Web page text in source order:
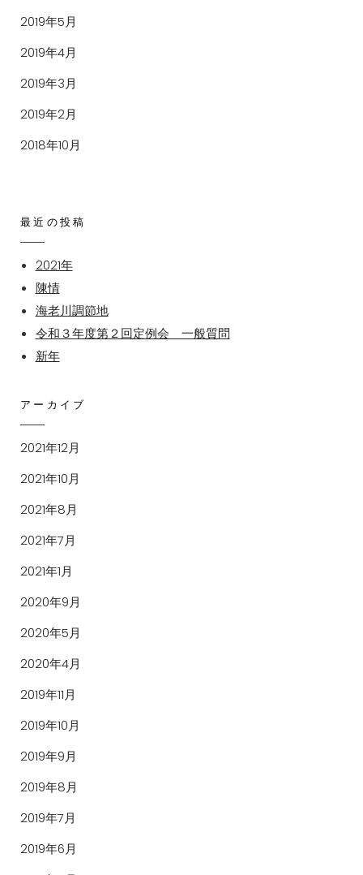
2019年5月
2019年4月
2019年3月
2019年2月
2018年10月
最近の投稿
2021年
陳情
海老川調節地
令和３年度第２回定例会 一般質問
新年
アーカイブ
2021年12月
2021年10月
2021年8月
2021年7月
2021年1月
2020年9月
2020年5月
2020年4月
2019年11月
2019年10月
2019年9月
2019年8月
2019年7月
2019年6月